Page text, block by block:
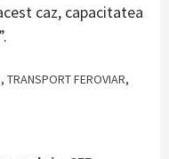
caz, capacitatea
, TRANSPORT FEROVIAR,